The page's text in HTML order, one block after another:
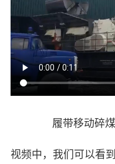
履带移动碎
视频中，我们可以看